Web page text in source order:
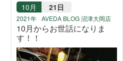
10月 21日
2021年 AVEDA BLOG 沼津大岡店
10月からお世話になりま
す！！